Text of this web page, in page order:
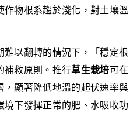
物根系趨於淺化，對土壤溫
以翻轉的情況下，「穩定根
補救原則。推行草生栽培可在
，顯著降低地溫的起伏速率與
下發揮正常的肥、水吸收功